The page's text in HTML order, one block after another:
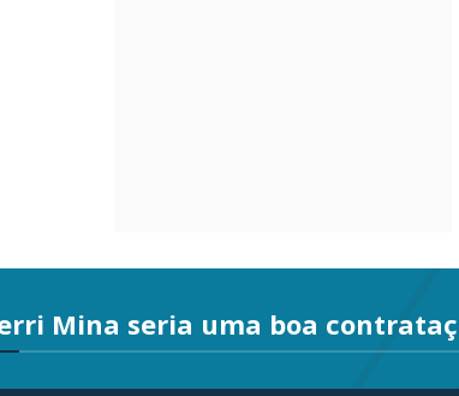
Mina seria uma boa